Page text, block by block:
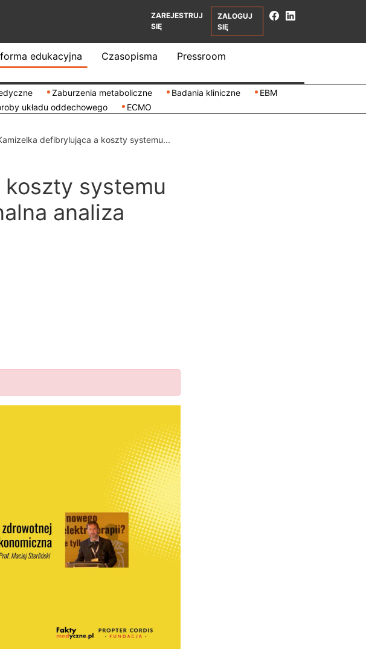
ZAREJESTRUJ
SIĘ
ZALOGUJ
SIĘ
edukacyjna Czasopisma Pressroom
Zaburzenia metaboliczne Badania kliniczne
EBM
układu oddechowego ECMO
defibrylująca a koszty systemu...
systemu
analiza